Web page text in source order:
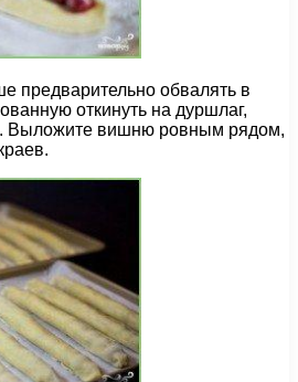
предварительно обвалять в
откинуть на дуршлаг,
Выложите вишню ровным рядом,